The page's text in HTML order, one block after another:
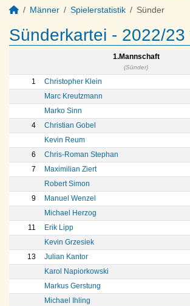
Männer Spielerstatistik Sünder
Sünderkartei - 2022/23
1.Mannschaft
(Sünder)
1 Christopher Klein
Marc Kreutzmann
Marko Sinn
4
Christian Gobel
Kevin Reum
6
Chris-Roman Stephan
7
Maximilian Ziert
Robert Simon
9
Manuel Wenzel
Michael Herzog
11
Erik Lipp
Kevin Grzesiek
13
Julian Kantor
Karol Napiorkowski
Markus Gerstung
Michael Ihling